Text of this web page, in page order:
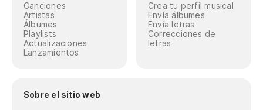
Canciones
Artistas
Álbumes
Playlists
Actualizaciones
Lanzamientos
Crea tu perfil musical
Envía álbumes
Envía letras
Correcciones de
letras
Sobre el sitio web